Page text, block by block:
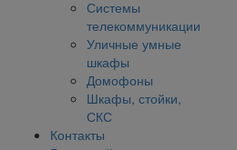
Системы
телекоммуникации
Уличные умные
шкафы
Домофоны
Шкафы, стойки,
СКС
Контакты